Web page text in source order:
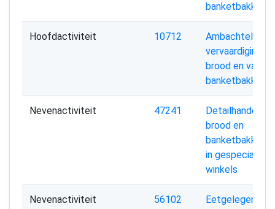
Hoofdactiviteit 10712
Ambachtelijke
vervaardiging
brood en van
Nevenactiviteit 47241
Detailhandel in
brood en
in
winkels
Nevenactiviteit 56102